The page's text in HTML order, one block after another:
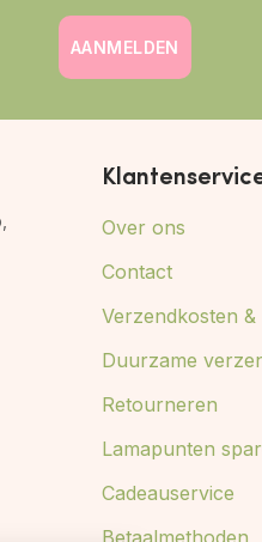
AANMELDEN
Over ons
Contact
Verzendkosten &
Duurzame
Retourneren
Lamapunten
Cadeauservice
Betaalmethoden